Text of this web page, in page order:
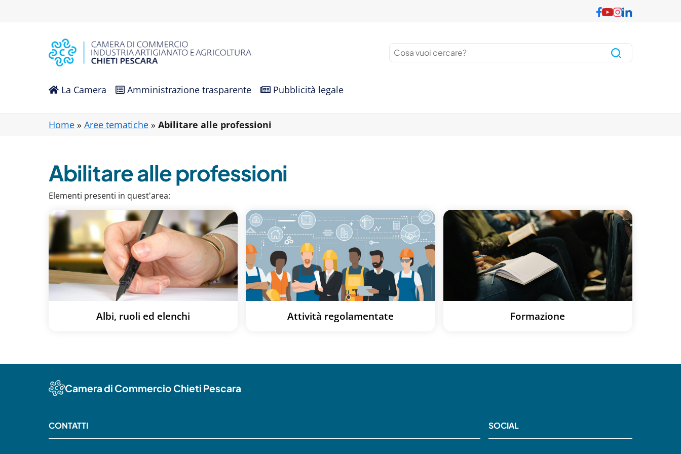
La Camera Amministrazione trasparente Pubblicità legale
Home » Aree tematiche » Abilitare alle professioni
Abilitare alle professioni
Elementi presenti in quest'area:
Albi, ruoli ed elenchi Attività regolamentate Formazione
Camera di Commercio Chieti Pescara
CONTATTI SOCIAL